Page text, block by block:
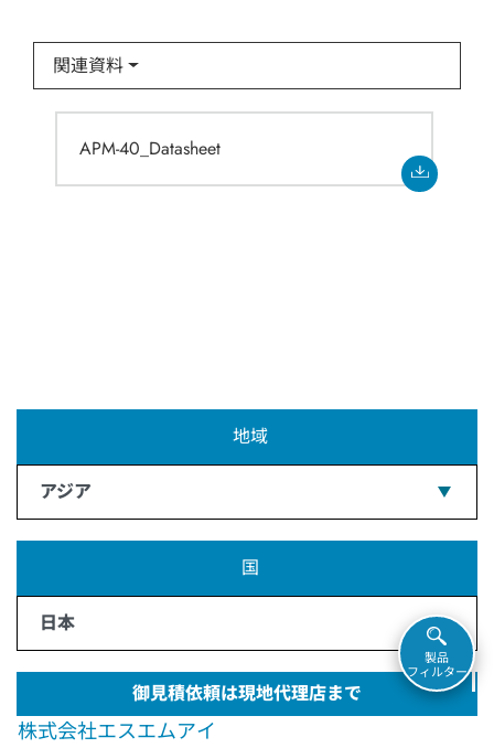
関連資料
APM-40_Datasheet
地域
アジア
国
日本
御見積依頼は現地代理店まで
株式会社エスエムアイ
製品
フィルター